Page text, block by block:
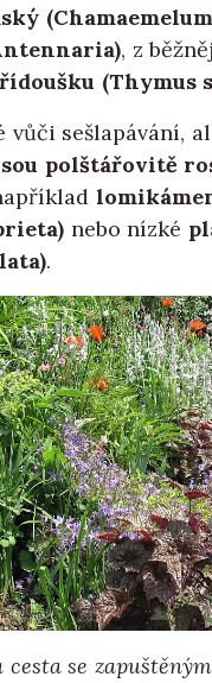
, z
(Thymus
vůči sešlapávání,
polštářovitě
nebo nízké
.
cesta se